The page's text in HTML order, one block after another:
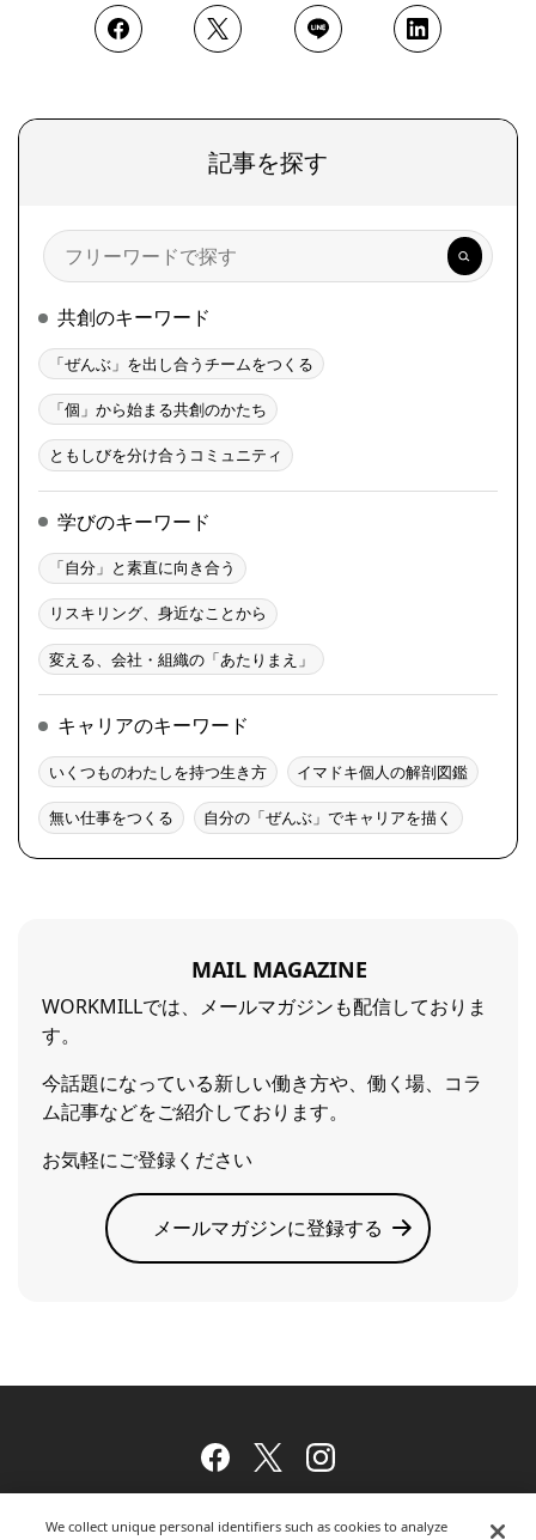
記事を探す
検
索
共創のキーワード
「ぜんぶ」を出し合うチームをつくる
「個」から始まる共創のかたち
ともしびを分け合うコミュニティ
学びのキーワード
「自分」と素直に向き合う
リスキリング、身近なことから
変える、会社・組織の「あたりまえ」
キャリアのキーワード
いくつものわたしを持つ生き方 イマドキ個人の解剖図鑑
無い仕事をつくる 自分の「ぜんぶ」でキャリアを描く
MAIL MAGAZINE
WORKMILLでは、メールマガジンも配信しておりま
す。
今話題になっている新しい働き方や、働く場、コラ
ム記事などをご紹介しております。
お気軽にご登録ください
メールマガジンに登録する
Facebook
TwitterInstagram
We collect unique personal identifiers such as cookies to analyze